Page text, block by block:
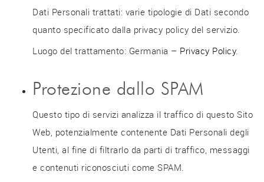
Dati Personali trattati: varie tipologie di Dati secondo
quanto specificato dalla privacy policy del servizio.
Luogo del trattamento: Germania – Privacy Policy.
Protezione dallo SPAM
Questo tipo di servizi analizza il traffico di questo Sito
Web, potenzialmente contenente Dati Personali degli
Utenti, al fine di filtrarlo da parti di traffico, messaggi
e contenuti riconosciuti come SPAM.